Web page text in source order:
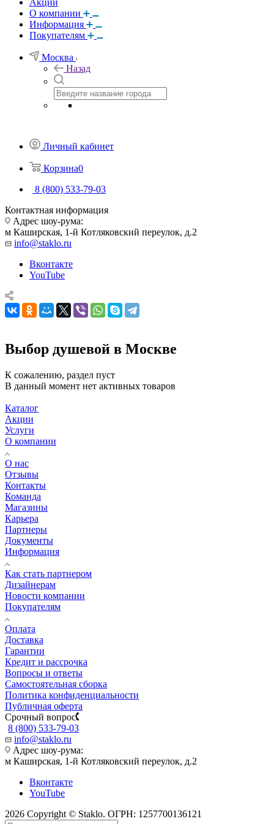
Акции
О компании
Информация
Покупателям
Москва
Назад
Личный кабинет
Корзина0
8 (800) 533-79-03
Контактная информация
Адрес шоу-рума:
м Каширская, 1-й Котляковский переулок, д.2
info@staklo.ru
Вконтакте
YouTube
Выбор душевой в Москве
К сожалению, раздел пуст
В данный момент нет активных товаров
Каталог
Акции
Услуги
О компании
О нас
Отзывы
Контакты
Команда
Магазины
Карьера
Партнеры
Документы
Информация
Как стать партнером
Дизайнерам
Новости компании
Покупателям
Оплата
Доставка
Гарантии
Кредит и рассрочка
Вопросы и ответы
Самостоятельная сборка
Политика конфиденциальности
Публичная оферта
Срочный вопрос
8 (800) 533-79-03
info@staklo.ru
Адрес шоу-рума:
м Каширская, 1-й Котляковский переулок, д.2
Вконтакте
YouTube
2026 Copyright © Staklo. ОГРН: 1257700136121